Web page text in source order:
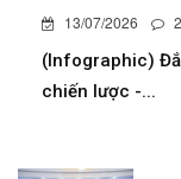
13/07/2026
(Infographic)
chiến lược -...